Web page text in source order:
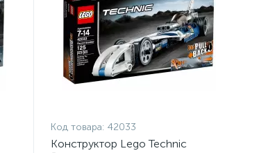
Код товара: 42033
Конструктор Lego Technic